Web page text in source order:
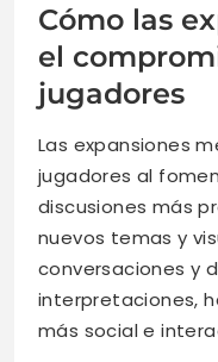
Cómo las
el
jugadores
Las expansiones
jugadores al
discusiones más
nuevos temas y
conversaciones y
interpretaciones,
más social e